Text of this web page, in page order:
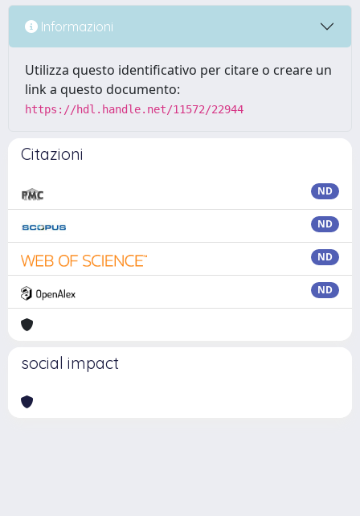
Informazioni
Utilizza questo identificativo per citare o creare un
link a questo documento:
https://hdl.handle.net/11572/22944
Citazioni
ND
ND
ND
ND
social impact